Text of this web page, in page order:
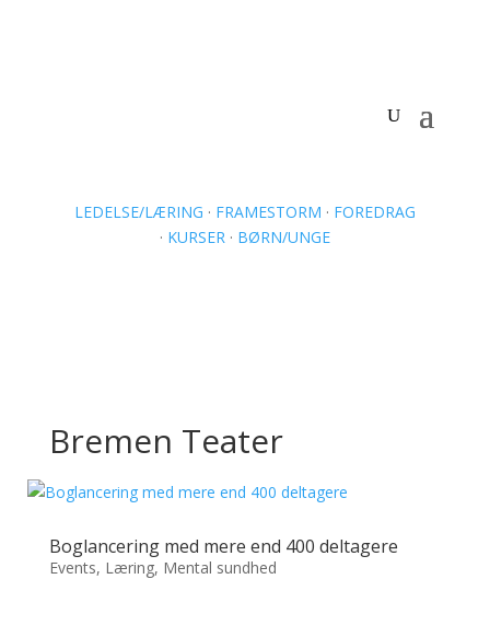
LEDELSE/LÆRING · FRAMESTORM · FOREDRAG
· KURSER· BØRN/UNGE
Bremen Teater
Boglancering med mere end 400 deltagere
Events, Læring, Mental sundhed